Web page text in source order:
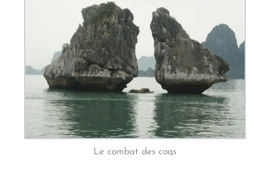
Le combat des coqs